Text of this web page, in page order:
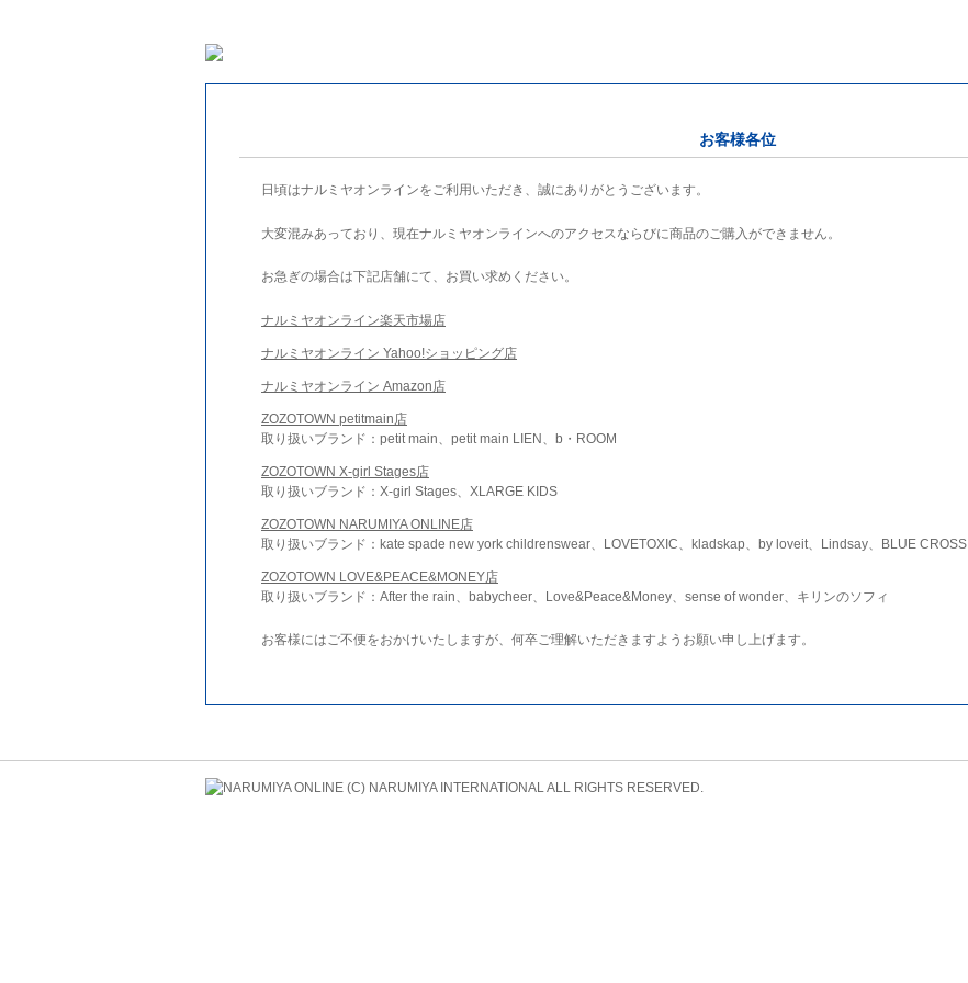
お客様各位
日頃はナルミヤオンラインをご利用いただき、誠にありがとうございます。
大変混みあっており、現在ナルミヤオンラインへのアクセスならびに商品のご購入ができません。
お急ぎの場合は下記店舗にて、お買い求めください。
ナルミヤオンライン楽天市場店
ナルミヤオンライン Yahoo!ショッピング店
ナルミヤオンライン Amazon店
ZOZOTOWN petitmain店
取り扱いブランド：petit main、petit main LIEN、b・ROOM
ZOZOTOWN X-girl Stages店
取り扱いブランド：X-girl Stages、XLARGE KIDS
ZOZOTOWN NARUMIYA ONLINE店
取り扱いブランド：kate spade new york childrenswear、LOVETOXIC、kladskap、by loveit、Lindsay、BLUE CROSS
ZOZOTOWN LOVE&PEACE&MONEY店
取り扱いブランド：After the rain、babycheer、Love&Peace&Money、sense of wonder、キリンのソフィ
お客様にはご不便をおかけいたしますが、何卒ご理解いただきますようお願い申し上げます。